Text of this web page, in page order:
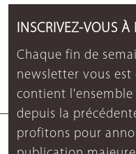
INSCRIVEZ-VOUS À
Chaque fin de
newsletter vous est
contient l'ensemble
depuis la
profitons pour